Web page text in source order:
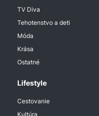
TV Diva
Tehotenstvo a deti
Móda
Krása
Ostatné
Lifestyle
Cestovanie
Kultúra